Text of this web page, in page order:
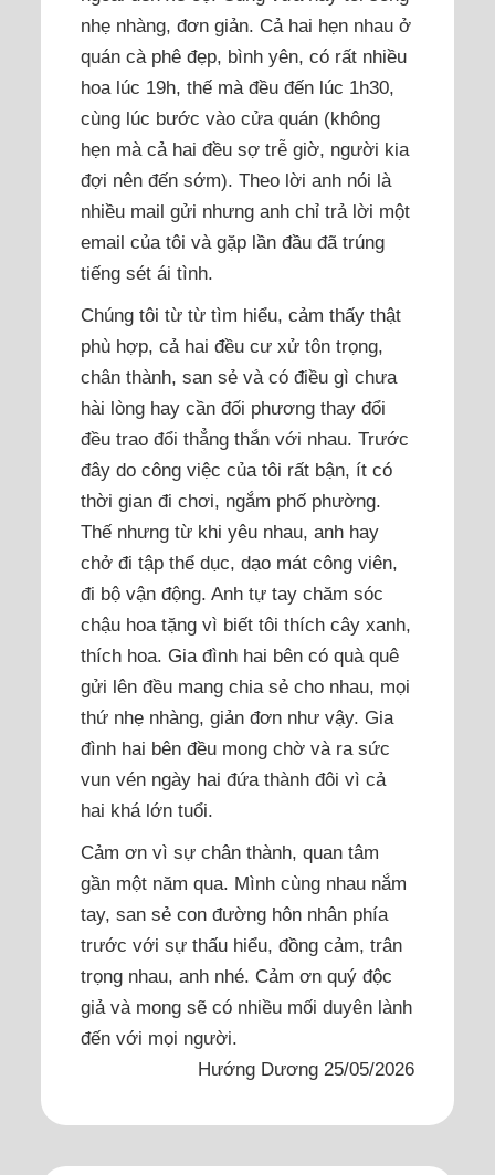
nhẹ nhàng, đơn giản. Cả hai hẹn nhau ở
quán cà phê đẹp, bình yên, có rất nhiều
hoa lúc 19h, thế mà đều đến lúc 1h30,
cùng lúc bước vào cửa quán (không
hẹn mà cả hai đều sợ trễ giờ, người kia
đợi nên đến sớm). Theo lời anh nói là
nhiều mail gửi nhưng anh chỉ trả lời một
email của tôi và gặp lần đầu đã trúng
tiếng sét ái tình.
Chúng tôi từ từ tìm hiểu, cảm thấy thật
phù hợp, cả hai đều cư xử tôn trọng,
chân thành, san sẻ và có điều gì chưa
hài lòng hay cần đối phương thay đổi
đều trao đổi thẳng thắn với nhau. Trước
đây do công việc của tôi rất bận, ít có
thời gian đi chơi, ngắm phố phường.
Thế nhưng từ khi yêu nhau, anh hay
chở đi tập thể dục, dạo mát công viên,
đi bộ vận động. Anh tự tay chăm sóc
chậu hoa tặng vì biết tôi thích cây xanh,
thích hoa. Gia đình hai bên có quà quê
gửi lên đều mang chia sẻ cho nhau, mọi
thứ nhẹ nhàng, giản đơn như vậy. Gia
đình hai bên đều mong chờ và ra sức
vun vén ngày hai đứa thành đôi vì cả
hai khá lớn tuổi.
Cảm ơn vì sự chân thành, quan tâm
gần một năm qua. Mình cùng nhau nắm
tay, san sẻ con đường hôn nhân phía
trước với sự thấu hiểu, đồng cảm, trân
trọng nhau, anh nhé. Cảm ơn quý độc
giả và mong sẽ có nhiều mối duyên lành
đến với mọi người.
Hướng Dương 25/05/2026